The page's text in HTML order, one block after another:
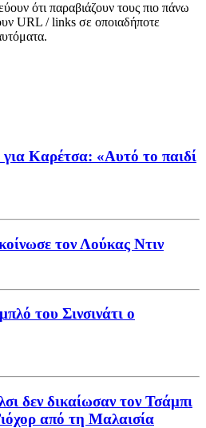
ότι παραβιάζουν τους πιο πάνω
URL / links σε οποιαδήποτε
Καρέτσα: «Αυτό το παιδί
τον Λούκας Ντιν
του Σινσινάτι ο
δεν δικαίωσαν τον Τσάμπι
από τη Μαλαισία